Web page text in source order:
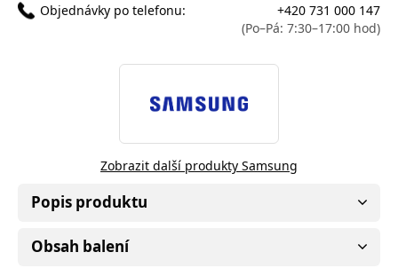
Objednávky po telefonu:
+420 731 000 147
(Po–Pá: 7:30–17:00 hod)
Zobrazit další produkty Samsung
Popis produktu
Obsah balení